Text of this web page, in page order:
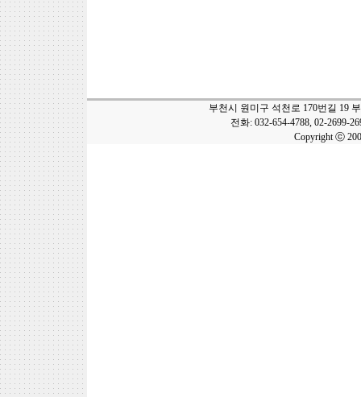
부천시 원미구 석천로 170번길 19
전화: 032-654-4788, 02-2699-
Copyright ⓒ